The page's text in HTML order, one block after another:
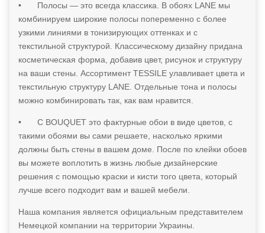
•
Полосы — это всегда классика. В обоях LANE мы
комбинируем широкие полосы попеременно с более
узкими линиями в тонизирующих оттенках и с
текстильной структурой. Классическому дизайну придана
косметическая форма, добавив цвет, рисунок и структуру
на ваши стены. Ассортимент TESSILE улавливает цвета и
текстильную структуру LANE. Отдельные тона и полосы
можно комбинировать так, как вам нравится.
•
С BOUQUET это фактурные обои в виде цветов, с
такими обоями вы сами решаете, насколько яркими
должны быть стены в вашем доме. После по клейки обоев
вы можете воплотить в жизнь любые дизайнерские
решения с помощью краски и кисти того цвета, который
лучше всего подходит вам и вашей мебели.
Наша компания является официальным представителем
Немецкой компании на территории Украины.